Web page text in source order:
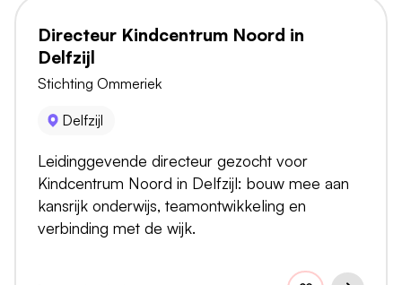
Directeur Kindcentrum Noord in
Delfzijl
Stichting Ommeriek
Delfzijl
Leidinggevende directeur gezocht voor
Kindcentrum Noord in Delfzijl: bouw mee aan
kansrijk onderwijs, teamontwikkeling en
verbinding met de wijk.